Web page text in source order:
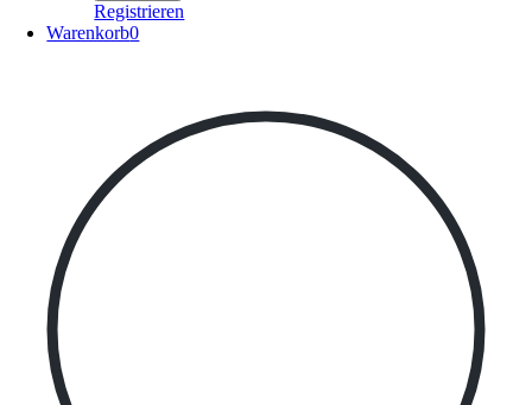
Registrieren
Warenkorb0